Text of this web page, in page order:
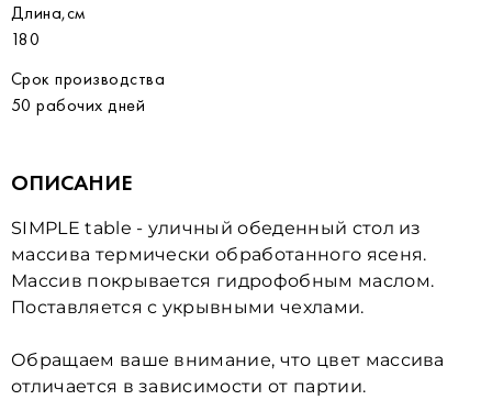
Длина,см
180
Срок производства
50 рабочих дней
ОПИСАНИЕ
SIMPLE table - уличный обеденный стол из
массива термически обработанного ясеня.
Массив покрывается гидрофобным маслом.
Поставляется с укрывными чехлами.
Обращаем ваше внимание, что цвет массива
отличается в зависимости от партии.